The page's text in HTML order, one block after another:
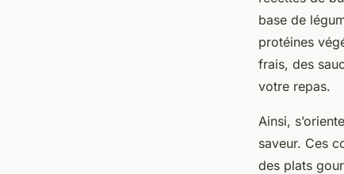
base de
protéines
frais, des
votre repas.
Ainsi,
saveur. Ces
des plats